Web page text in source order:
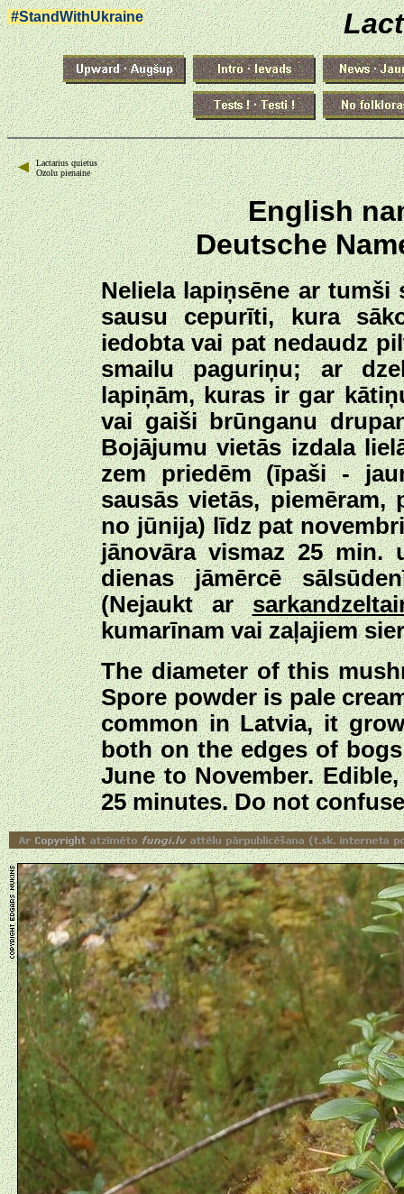
#StandWithUkraine
Lactarius quietus
Ozolu pienaine
English
Deutsche
Neliela lapiņsēne ar tumši
sausu cepurīti, kura
iedobta vai pat nedaudz
smailu paguriņu; ar
lapiņām, kuras ir gar
vai gaiši brūnganu
Bojājumu vietās izdala
zem priedēm (īpaši -
sausās vietās,
no jūnija) līdz pat
jānovāra vismaz 25 min.
dienas jāmērcē
(Nejaukt ar
kumarīnam vai zaļajiem
The diameter of this
Spore powder is pale
common in Latvia, it
both on the edges of
June to November.
25 minutes. Do not